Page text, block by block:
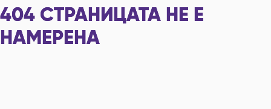
404 СТРАНИЦАТА НЕ Е
НАМЕРЕНА